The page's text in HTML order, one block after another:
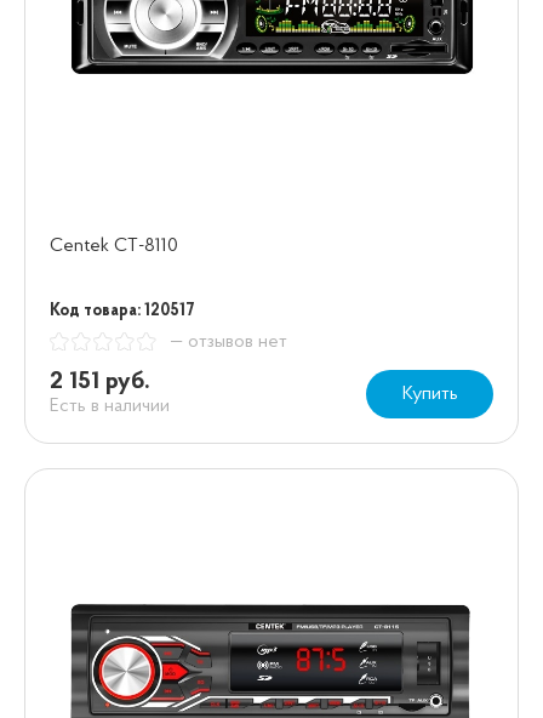
Centek СТ-8110
Код товара: 120517
— отзывов нет
2 151 руб.
Есть в наличии
Купить